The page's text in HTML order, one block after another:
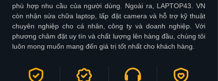
phù hợp nhu cầu của người dùng. Ngoài ra, LAPTOP43. VN
còn nhận sửa chữa laptop, lấp đặt camera và hỗ trợ kỹ thuật
chuyên nghiệp cho cá nhân, công ty và doanh nghiệp. Với
phương châm đặt uy tín và chất lượng lên hàng đầu, chúng tôi
luôn mong muốn mang đến giá trị tốt nhất cho khách hàng.